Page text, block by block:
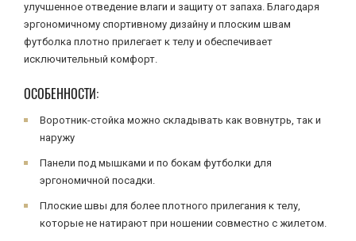
улучшенное отведение влаги и защиту от запаха. Благодаря
эргономичному спортивному дизайну и плоским швам
футболка плотно прилегает к телу и обеспечивает
исключительный комфорт.
ОСОБЕННОСТИ:
Воротник-стойка можно складывать как вовнутрь, так и
наружу
Панели под мышками и по бокам футболки для
эргономичной посадки.
Плоские швы для более плотного прилегания к телу,
которые не натирают при ношении совместно с жилетом.